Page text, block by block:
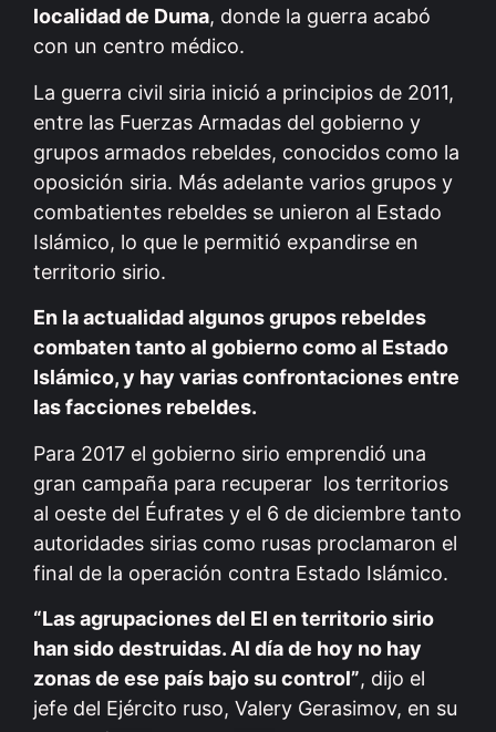
localidad de Duma, donde la guerra acabó
con un centro médico.
La guerra civil siria inició a principios de 2011,
entre las Fuerzas Armadas del gobierno y
grupos armados rebeldes, conocidos como la
oposición siria. Más adelante varios grupos y
combatientes rebeldes se unieron al Estado
Islámico, lo que le permitió expandirse en
territorio sirio.
En la actualidad algunos grupos rebeldes
combaten tanto al gobierno como al Estado
Islámico, y hay varias confrontaciones entre
las facciones rebeldes.
Para 2017 el gobierno sirio emprendió una
gran campaña para recuperar los territorios
al oeste del Éufrates y el 6 de diciembre tanto
autoridades sirias como rusas proclamaron el
final de la operación contra Estado Islámico.
“Las agrupaciones del EI en territorio sirio
han sido destruidas. Al día de hoy no hay
zonas de ese país bajo su control”, dijo el
jefe del Ejército ruso, Valery Gerasimov, en su